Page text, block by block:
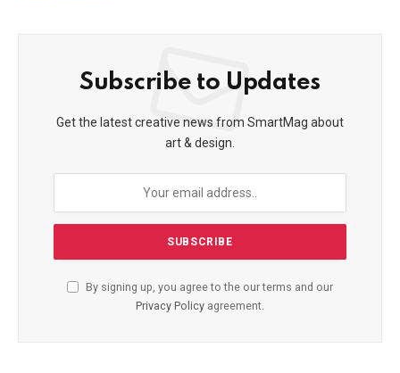
Subscribe to Updates
Get the latest creative news from SmartMag about
art & design.
By signing up, you agree to the our terms and our
Privacy Policy agreement.